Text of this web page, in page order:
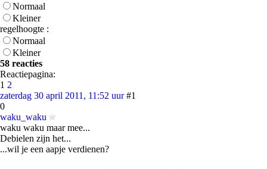
Normaal
Kleiner
regelhoogte :
Normaal
Kleiner
58 reacties
Reactiepagina:
1 2
zaterdag 30 april 2011, 11:52 uur #1
0
waku_waku
waku waku maar mee...
Debielen zijn het...
...wil je een aapje verdienen?